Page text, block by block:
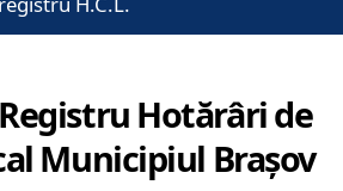
Hotărâri de
Municipiul Brașov